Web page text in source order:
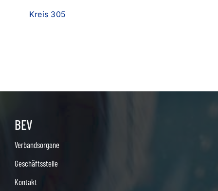
Kreis 305
BEV
Verbandsorgane
Geschäftsstelle
Kontakt